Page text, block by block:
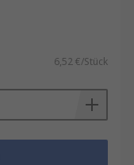
6,52 €/Stück